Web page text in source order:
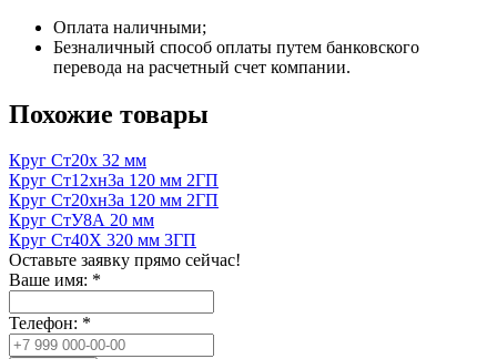
Оплата наличными;
Безналичный способ оплаты путем банковского
перевода на расчетный счет компании.
Похожие товары
Круг Ст20х 32 мм
Круг Ст12хн3а 120 мм 2ГП
Круг Ст20хн3а 120 мм 2ГП
Круг СтУ8А 20 мм
Круг Ст40Х 320 мм 3ГП
Оставьте заявку прямо сейчас!
Ваше имя: *
Телефон: *